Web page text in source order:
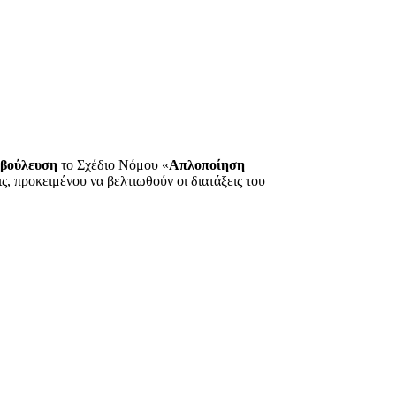
το Σχέδιο Νόμου «Απλοποίηση
προκειμένου να βελτιωθούν οι διατάξεις του